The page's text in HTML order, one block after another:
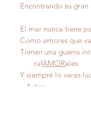
Encontrando su gran
El mar nunca tiene
Como amores que
Tienen una guerra
rafAMORales
Y siempre lo
Autor